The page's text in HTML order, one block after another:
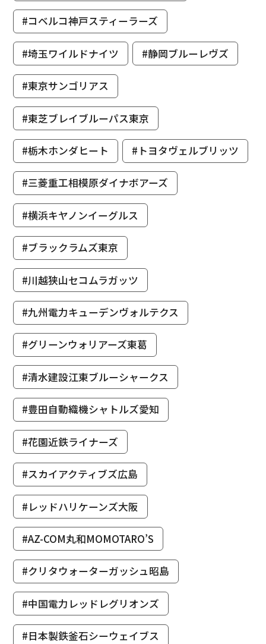
#コベルコ神戸スティーラーズ
#埼玉ワイルドナイツ #静岡ブルーレヴズ
#東京サンゴリアス
#東芝ブレイブルーパス東京
#栃木ホンダヒート #トヨタヴェルブリッツ
#三菱重工相模原ダイナボアーズ
#横浜キヤノンイーグルス
#ブラックラムズ東京
#川越狭山セコムラガッツ
#九州電力キューデンヴォルテクス
#グリーンウォリアーズ東葛
#清水建設江東ブルーシャークス
#豊田自動織機シャトルズ愛知
#花園近鉄ライナーズ
#スカイアクティブズ広島
#レッドハリケーンズ大阪
#AZ-COM丸和MOMOTARO’S
#クリタウォーターガッシュ昭島
#中国電力レッドレグリオンズ
#日本製鉄釜石シーウェイブス